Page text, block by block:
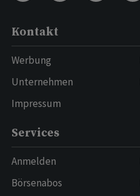
Kontakt
Werbung
Unternehmen
Impressum
Services
Anmelden
Börsenabos